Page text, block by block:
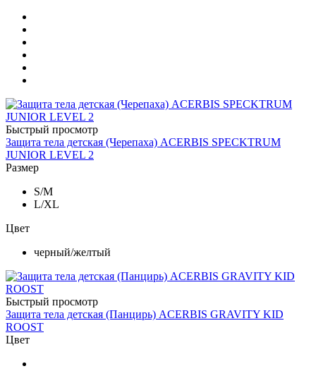
Быстрый просмотр
Защита тела детская (Черепаха) ACERBIS SPECKTRUM
JUNIOR LEVEL 2
Размер
S/M
L/XL
Цвет
черный/желтый
Быстрый просмотр
Защита тела детская (Панцирь) ACERBIS GRAVITY KID
ROOST
Цвет